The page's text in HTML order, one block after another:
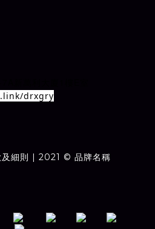
drxgry
細則 | 2021 © 品牌名稱